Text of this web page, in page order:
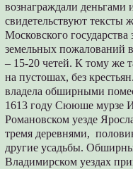
вознаграждали
свидетельствуют
Московского государства
земельных пожалований
– 15-20 четей. К тому же
на пустошах, без
владела обширными
1613 году Сююше мурзе
Романовском уезде
тремя деревнями,
другие усадьбы.
Владимирском уездах